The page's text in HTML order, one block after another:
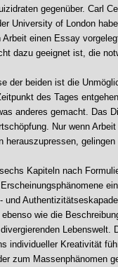
gegenüber. Carl
University of London
Arbeit einen Essay
dazu geeignet ist, die
der beiden ist die
des Tages
anderes gemacht. Das
Nur wenn
herauszupressen,
Kapiteln nach
und
wie die
Lebenswelt.
individueller Kreativität
zum Massenphänomen